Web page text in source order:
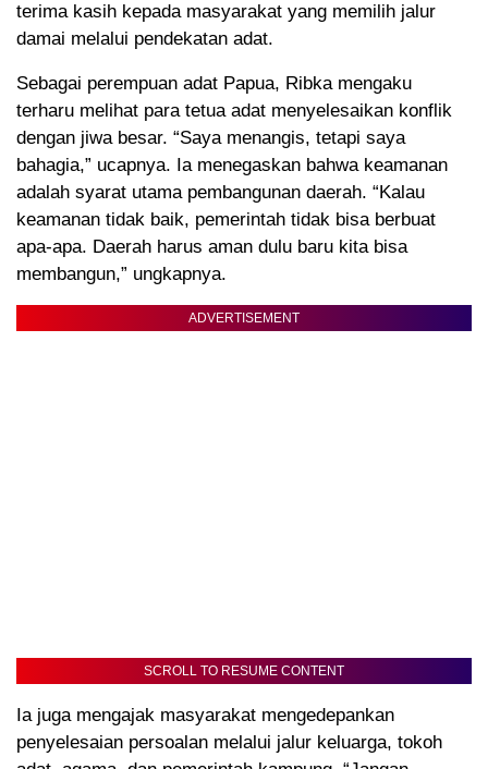
terima kasih kepada masyarakat yang memilih jalur
damai melalui pendekatan adat.
Sebagai perempuan adat Papua, Ribka mengaku
terharu melihat para tetua adat menyelesaikan konflik
dengan jiwa besar. “Saya menangis, tetapi saya
bahagia,” ucapnya. Ia menegaskan bahwa keamanan
adalah syarat utama pembangunan daerah. “Kalau
keamanan tidak baik, pemerintah tidak bisa berbuat
apa-apa. Daerah harus aman dulu baru kita bisa
membangun,” ungkapnya.
ADVERTISEMENT
SCROLL TO RESUME CONTENT
Ia juga mengajak masyarakat mengedepankan
penyelesaian persoalan melalui jalur keluarga, tokoh